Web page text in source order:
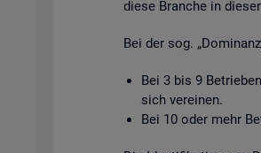
diese Bran­che in
Bei der sog.
Bei 3 bis 9
sich ver­ei­nen.
Bei 10 oder mehr